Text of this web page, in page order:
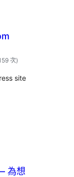
次評
分
數
)
site
為想